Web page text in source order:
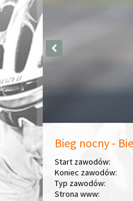
Bieg nocny -
Start zawodów:
Koniec zawodów:
Typ zawodów:
Strona www: